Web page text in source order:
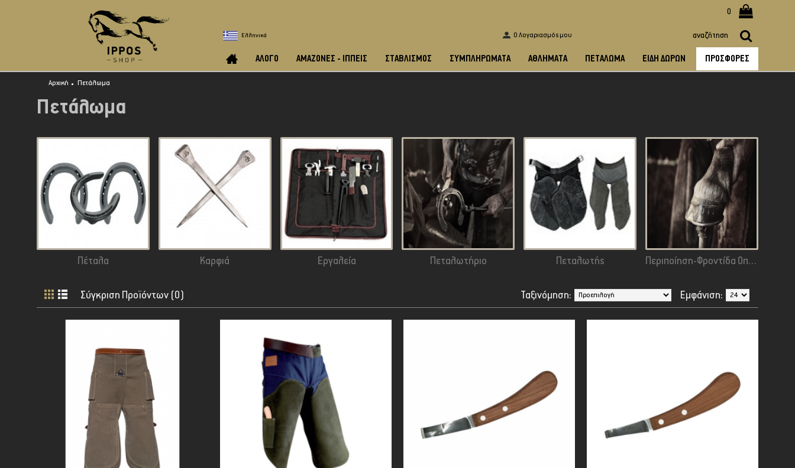
0
Ελληνικά O Λογαριασμός μου
ΑΛΟΓΟ ΑΜΑΖΌΝΕΣ - ΙΠΠΕΊΣ ΣΤΑΒΛΙΣΜΌΣ ΣΥΜΠΛΗΡΩΜΑΤΑ ΑΘΛΉΜΑΤΑ ΠΕΤΆΛΩΜΑ ΕΊΔΗ ΔΏΡΩΝ ΠΡΟΣΦΟΡΈΣ
Αρχική Πετάλωμα
Πετάλωμα
Πέταλα Καρφιά Εργαλεία Πεταλωτήριο Πεταλωτής Περιποίηση-Φροντίδα Οπλών
Σύγκριση Προϊόντων (0) Εμφάνιση:
Ταξινόμηση: